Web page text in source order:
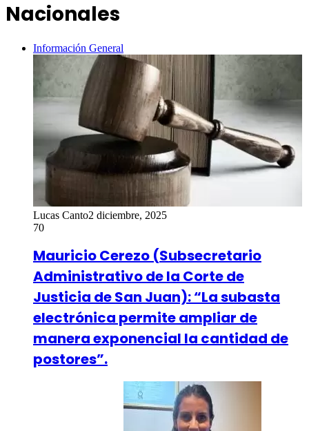
Nacionales
Información General
Lucas Canto2 diciembre, 2025
70
Mauricio Cerezo (Subsecretario
Administrativo de la Corte de
Justicia de San Juan): “La subasta
electrónica permite ampliar de
manera exponencial la cantidad de
postores”.